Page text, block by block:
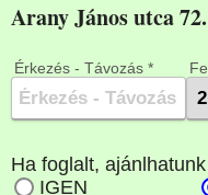
Arany János utca
Érkezés - Távozás *